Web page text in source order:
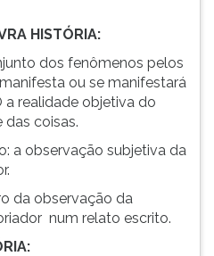
HISTÓRIA:
dos fenômenos pelos
ou se manifestará
a realidade objetiva do
coisas.
a observação subjetiva da
da observação da
num relato escrito.